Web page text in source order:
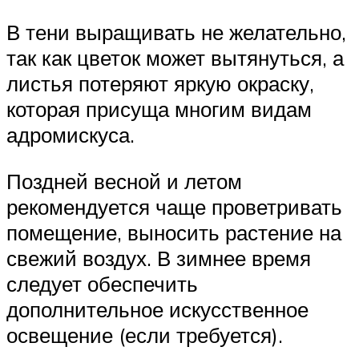
В тени выращивать не желательно,
так как цветок может вытянуться, а
листья потеряют яркую окраску,
которая присуща многим видам
адромискуса.
Поздней весной и летом
рекомендуется чаще проветривать
помещение, выносить растение на
свежий воздух. В зимнее время
следует обеспечить
дополнительное искусственное
освещение (если требуется).